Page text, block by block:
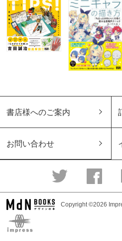
書店様へのご案内
お問い合わせ
Copyright ©2026